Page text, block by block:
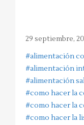
29 septiembre,
#alimentación
#alimentación
#alimentación
#como hacer la
#como hacer la
#como hacer la